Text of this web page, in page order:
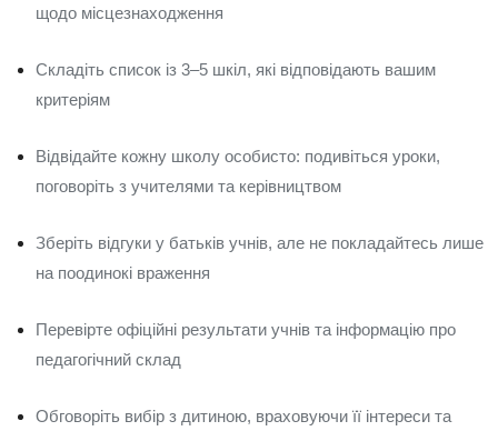
щодо місцезнаходження
Складіть список із 3–5 шкіл, які відповідають вашим
критеріям
Відвідайте кожну школу особисто: подивіться уроки,
поговоріть з учителями та керівництвом
Зберіть відгуки у батьків учнів, але не покладайтесь лише
на поодинокі враження
Перевірте офіційні результати учнів та інформацію про
педагогічний склад
Обговоріть вибір з дитиною, враховуючи її інтереси та